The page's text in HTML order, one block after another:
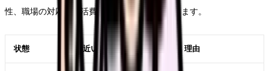
性、職場の対応、生活費、次の選択肢で変わります。
状態 近い対応 理由